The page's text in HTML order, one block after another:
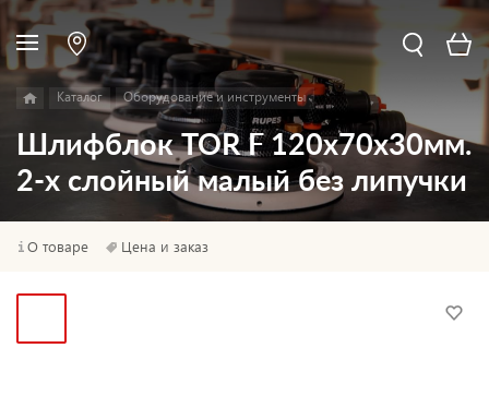
Каталог Оборудование и инструменты
Шлифблок TOR F 120х70х30мм.
2-х слойный малый без липучки
О товаре Цена и заказ